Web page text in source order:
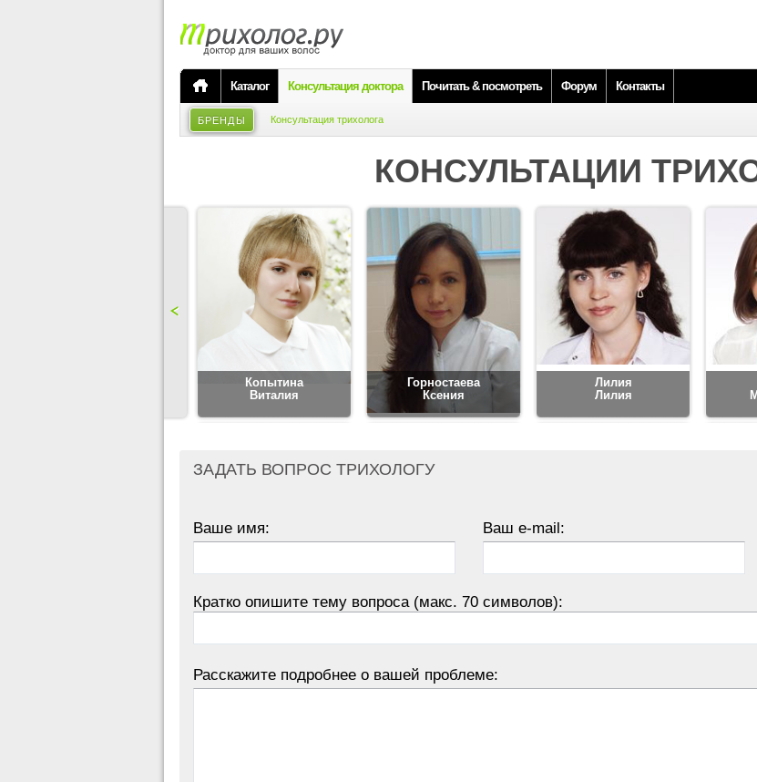
Каталог Консультация доктора Почитать & посмотреть Форум Контакты
БРЕНДЫ Консультация трихолога
КОНСУЛЬТАЦИИ
Копытина
Виталия
Горностаева
Ксения
Лилия
Лилия
ЗАДАТЬ ВОПРОС ТРИХОЛОГУ
Ваше имя: Ваш e-mail:
Кратко опишите тему вопроса (макс. 70 символов):
Расскажите подробнее о вашей проблеме: